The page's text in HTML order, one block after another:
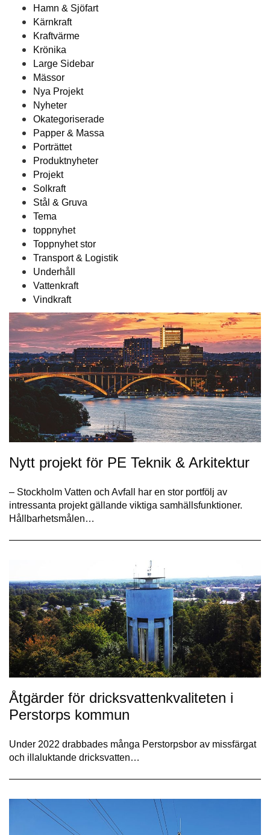
Hamn & Sjöfart
Kärnkraft
Kraftvärme
Krönika
Large Sidebar
Mässor
Nya Projekt
Nyheter
Okategoriserade
Papper & Massa
Porträttet
Produktnyheter
Projekt
Solkraft
Stål & Gruva
Tema
toppnyhet
Toppnyhet stor
Transport & Logistik
Underhåll
Vattenkraft
Vindkraft
Nytt projekt för PE Teknik & Arkitektur
– Stockholm Vatten och Avfall har en stor portfölj av
intressanta projekt gällande viktiga samhällsfunktioner.
Hållbarhetsmålen…
Åtgärder för dricksvattenkvaliteten i
Perstorps kommun
Under 2022 drabbades många Perstorpsbor av missfärgat
och illaluktande dricksvatten…